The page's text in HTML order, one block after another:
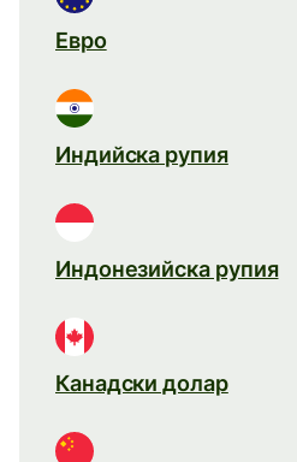
Евро
Индийска рупия
Индонезийска рупия
Канадски долар